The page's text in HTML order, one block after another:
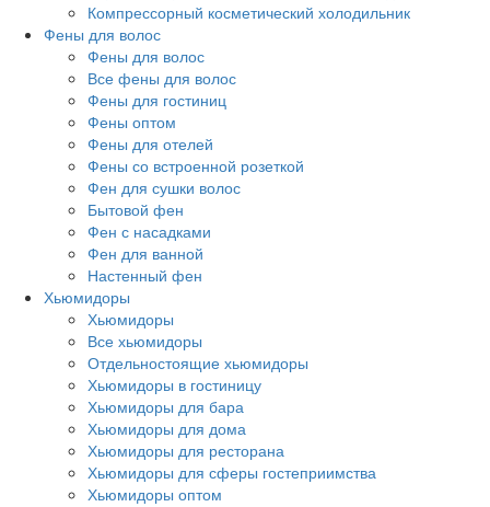
Компрессорный косметический холодильник
Фены для волос
Фены для волос
Все фены для волос
Фены для гостиниц
Фены оптом
Фены для отелей
Фены со встроенной розеткой
Фен для сушки волос
Бытовой фен
Фен с насадками
Фен для ванной
Настенный фен
Хьюмидоры
Хьюмидоры
Все хьюмидоры
Отдельностоящие хьюмидоры
Хьюмидоры в гостиницу
Хьюмидоры для бара
Хьюмидоры для дома
Хьюмидоры для ресторана
Хьюмидоры для сферы гостеприимства
Хьюмидоры оптом